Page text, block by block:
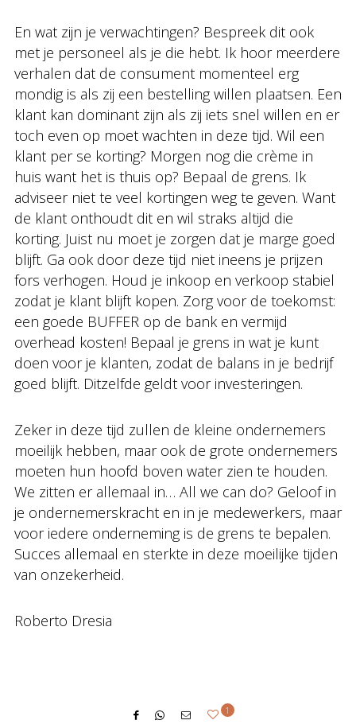
En wat zijn je verwachtingen? Bespreek dit ook
met je personeel als je die hebt. Ik hoor meerdere
verhalen dat de consument momenteel erg
mondig is als zij een bestelling willen plaatsen. Een
klant kan dominant zijn als zij iets snel willen en er
toch even op moet wachten in deze tijd. Wil een
klant per se korting? Morgen nog die crème in
huis want het is thuis op? Bepaal de grens. Ik
adviseer niet te veel kortingen weg te geven. Want
de klant onthoudt dit en wil straks altijd die
korting. Juist nu moet je zorgen dat je marge goed
blijft. Ga ook door deze tijd niet ineens je prijzen
fors verhogen. Houd je inkoop en verkoop stabiel
zodat je klant blijft kopen. Zorg voor de toekomst:
een goede BUFFER op de bank en vermijd
overhead kosten! Bepaal je grens in wat je kunt
doen voor je klanten, zodat de balans in je bedrijf
goed blijft. Ditzelfde geldt voor investeringen.
Zeker in deze tijd zullen de kleine ondernemers
moeilijk hebben, maar ook de grote ondernemers
moeten hun hoofd boven water zien te houden.
We zitten er allemaal in… All we can do? Geloof in
je ondernemerskracht en in je medewerkers, maar
voor iedere onderneming is de grens te bepalen.
Succes allemaal en sterkte in deze moeilijke tijden
van onzekerheid.
Roberto Dresia
1